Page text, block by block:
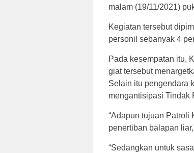
malam (19/11/2021)
Kegiatan tersebut
personil sebanyak 4
Pada kesempatan itu,
giat tersebut
Selain itu pengendara
mengantisipasi Tindak
“Adapun tujuan Patroli
penertiban balapan
“Sedangkan untuk